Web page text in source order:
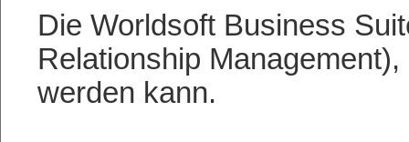
Die Worldsoft Business
Relationship
werden kann.